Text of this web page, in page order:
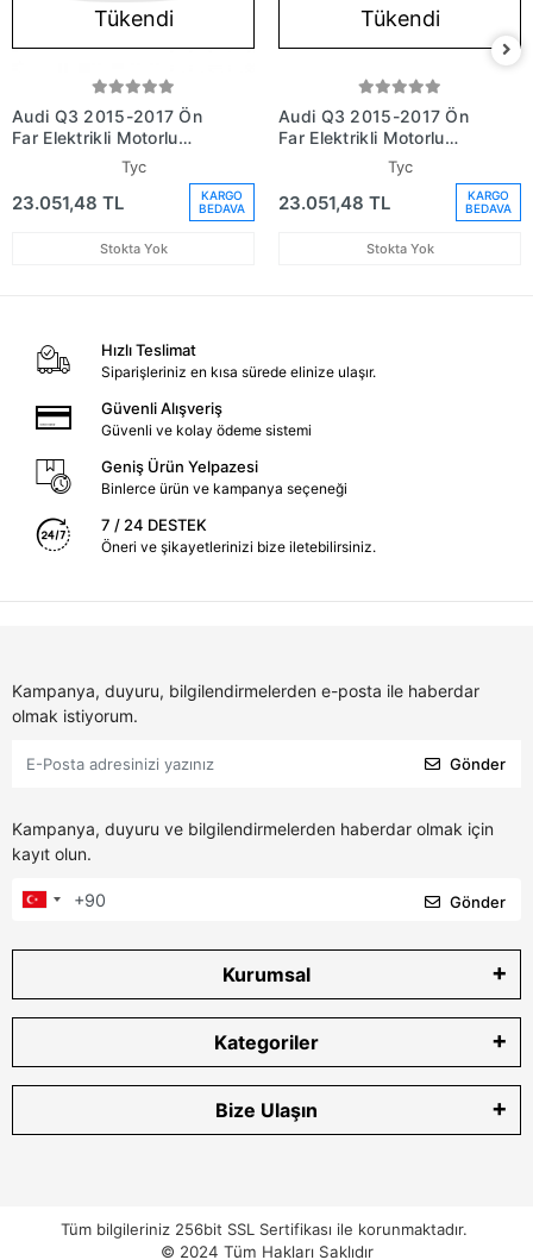
Tükendi
Audi Q3 2015-2017 Ön
Far Elektrikli Motorlu
Gündüz Ledli Xenon Tip
8U0941044C)
Tyc
23.051,48 TL
KARGO
BEDAVA
Stokta Yok
Tükendi
Audi Q3 2015-2017 Ön
Far Elektrikli Motorlu
Gündüz Ledli Xenon Tip
8U0941043C)
Tyc
23.051,48 TL
KARGO
BEDAVA
Stokta Yok
Hızlı Teslimat
Siparişleriniz en kısa sürede elinize ulaşır.
Güvenli Alışveriş
Güvenli ve kolay ödeme sistemi
Geniş Ürün Yelpazesi
Binlerce ürün ve kampanya seçeneği
7 / 24 DESTEK
Öneri ve şikayetlerinizi bize iletebilirsiniz.
Kampanya, duyuru, bilgilendirmelerden e-posta ile haberdar
olmak istiyorum.
Gönder
Kampanya, duyuru ve bilgilendirmelerden haberdar olmak için
kayıt olun.
Gönder
Kurumsal
Kategoriler
Bize Ulaşın
Tüm bilgileriniz 256bit SSL Sertifikası ile korunmaktadır.
© 2024 Tüm Hakları Saklıdır